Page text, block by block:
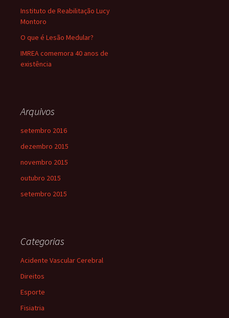
Instituto de Reabilitação Lucy
Montoro
O que é Lesão Medular?
IMREA comemora 40 anos de
existência
Arquivos
setembro 2016
dezembro 2015
novembro 2015
outubro 2015
setembro 2015
Categorias
Acidente Vascular Cerebral
Direitos
Esporte
Fisiatria